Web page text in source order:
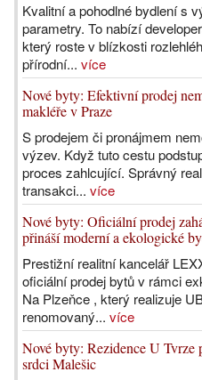
Kvalitní a pohodlné bydlení s
parametry. To nabízí
který roste v blízkosti
přírodní... více
Nové byty: Efektivní prodej
makléře v Praze
S prodejem či pronájmem
výzev. Když tuto cestu
proces zahlcující. Správný
transakci... více
Nové byty: Oficiální prodej
přináší moderní a ekologické
Prestižní realitní kancelář
oficiální prodej bytů v rámci
Na Plzeňce , který realizuje
renomovaný... více
Nové byty: Rezidence U
srdci Malešic